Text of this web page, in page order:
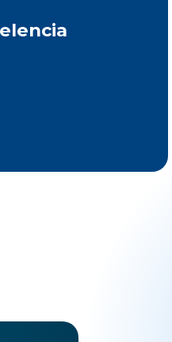
al dar siempre lo
de nosotros.